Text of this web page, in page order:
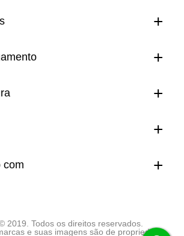
com
2019. Todos os direitos reservados.
e suas imagens são de propriedade